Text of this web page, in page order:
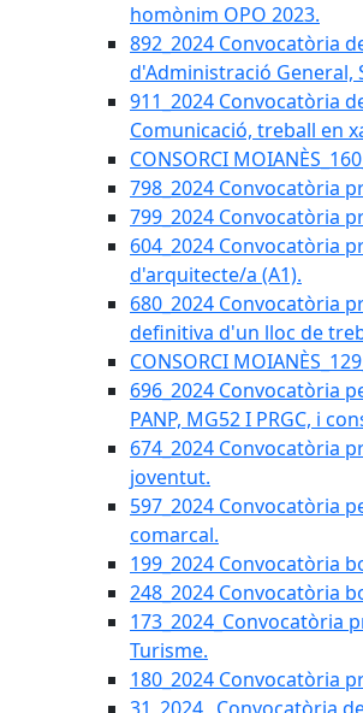
homònim OPO 2023.
892_2024 Convocatòria
d'Administració General,
911_2024 Convocatòria
Comunicació, treball en
CONSORCI
798_2024 Convocatòria
799_2024 Convocatòria
604_2024 Convocatòria
d'arquitecte/a (A1).
680_2024 Convocatòria
definitiva d'un lloc de
CONSORCI
696_2024 Convocatòria
PANP, MG52 I PRGC, i
674_2024 Convocatòria
joventut.
597_2024 Convocatòria
comarcal.
199_2024 Convocatòria
248_2024 Convocatòria
173_2024_Convocatòria
Turisme.
180_2024 Convocatòria